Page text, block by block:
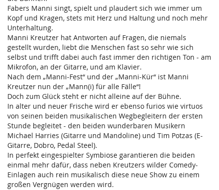
Fabers Manni singt, spielt und plaudert sich wie immer um
Kopf und Kragen, stets mit Herz und Haltung und noch mehr
Unterhaltung.
Manni Kreutzer hat Antworten auf Fragen, die niemals
gestellt wurden, liebt die Menschen fast so sehr wie sich
selbst und trifft dabei auch fast immer den richtigen Ton - am
Mikrofon, an der Gitarre, und am Klavier.
Nach dem „Manni-Fest“ und der „Manni-Kür“ ist Manni
Kreutzer nun der „Mann(i) für alle Fälle“!
Doch zum Glück steht er nicht alleine auf der Bühne.
In alter und neuer Frische wird er ebenso furios wie virtuos
von seinen beiden musikalischen Wegbegleitern der ersten
Stunde begleitet - den beiden wunderbaren Musikern
Michael Harries (Gitarre und Mandoline) und Tim Potzas (E-
Gitarre, Dobro, Pedal Steel).
In perfekt eingespielter Symbiose garantieren die beiden
einmal mehr dafür, dass neben Kreutzers wilder Comedy-
Einlagen auch rein musikalisch diese neue Show zu einem
großen Vergnügen werden wird.